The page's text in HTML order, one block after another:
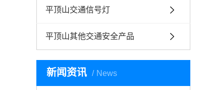
平顶山交通信号灯
平顶山其他交通安全产品
新闻资讯 News